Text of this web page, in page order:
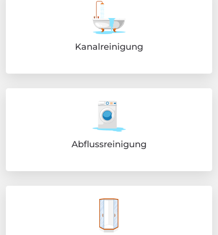
Kanalreinigung
Abflussreinigung